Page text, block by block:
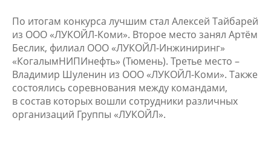
По итогам конкурса лучшим стал Алексей Тайбарей
из ООО «ЛУКОЙЛ-Коми». Второе место занял Артём
Беслик, филиал ООО «ЛУКОЙЛ-Инжиниринг»
«КогалымНИПИнефть» (Тюмень). Третье место –
Владимир Шуленин из ООО «ЛУКОЙЛ-Коми». Также
состоялись соревнования между командами,
в состав которых вошли сотрудники различных
организаций Группы «ЛУКОЙЛ».